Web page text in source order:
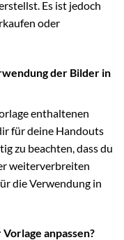
Es ist jedoch
oder
der Bilder in
enthaltenen
für deine Handouts
zu beachten, dass du
weiterverbreiten
die Verwendung in
anpassen?